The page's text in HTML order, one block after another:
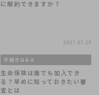
に解約できますか？
2021.07.29
手続きQ＆A
生命保険は誰でも加入でき
る？早めに知っておきたい審
査とは